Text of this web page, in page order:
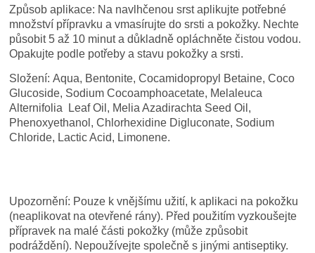
Způsob aplikace: Na navlhčenou srst aplikujte potřebné
množství přípravku a vmasírujte do srsti a pokožky. Nechte
působit 5 až 10 minut a důkladně opláchněte čistou vodou.
Opakujte podle potřeby a stavu pokožky a srsti.
Složení: Aqua, Bentonite, Cocamidopropyl Betaine, Coco
Glucoside, Sodium Cocoamphoacetate, Melaleuca
Alternifolia Leaf Oil, Melia Azadirachta Seed Oil,
Phenoxyethanol, Chlorhexidine Digluconate, Sodium
Chloride, Lactic Acid, Limonene.
Upozornění: Pouze k vnějšímu užití, k aplikaci na pokožku
(neaplikovat na otevřené rány). Před použitím vyzkoušejte
přípravek na malé části pokožky (může způsobit
podráždění). Nepoužívejte společně s jinými antiseptiky.